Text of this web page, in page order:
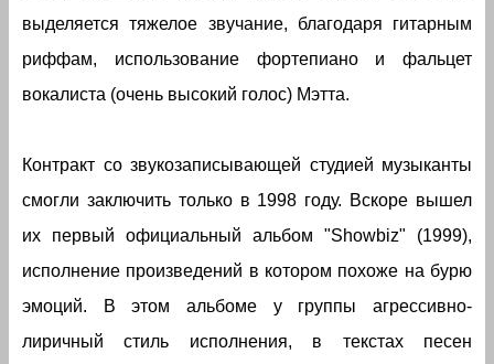
выделяется тяжелое звучание, благодаря гитарным
риффам, использование фортепиано и фальцет
вокалиста (очень высокий голос) Мэтта.
Контракт со звукозаписывающей студией музыканты
смогли заключить только в 1998 году. Вскоре вышел
их первый официальный альбом "Showbiz" (1999),
исполнение произведений в котором похоже на бурю
эмоций. В этом альбоме у группы агрессивно-
лиричный стиль исполнения, в текстах песен